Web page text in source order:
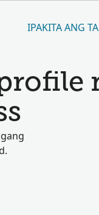
IPAKITA ANG